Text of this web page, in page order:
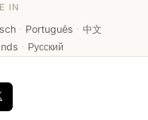
IN
· Português · 中文
· Русский